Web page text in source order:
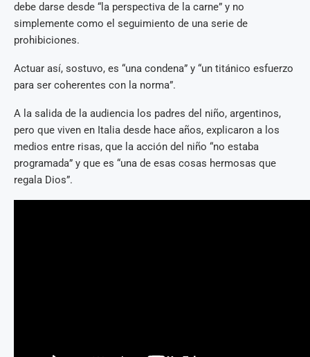
debe darse desde “la perspectiva de la carne” y no
simplemente como el seguimiento de una serie de
prohibiciones.
Actuar así, sostuvo, es “una condena” y “un titánico esfuerzo
para ser coherentes con la norma”.
A la salida de la audiencia los padres del niño, argentinos,
pero que viven en Italia desde hace años, explicaron a los
medios entre risas, que la acción del niño “no estaba
programada” y que es “una de esas cosas hermosas que
regala Dios”.